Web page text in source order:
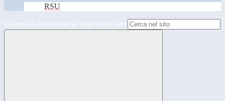
RSU
Campo di ricerca per le pagine del sito